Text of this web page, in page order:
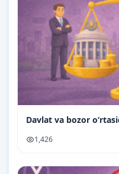
Davlat va bozor
1,426